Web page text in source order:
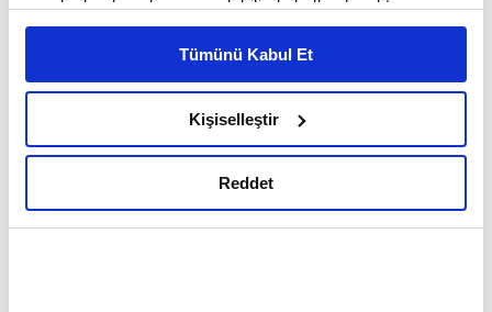
sınırlı olarak açık rızanız dahilinde kullanılacaktır.
Çerezlere ilişkin tercihlerinizi çerez paneli vasıtasıyla
belirleyebilirsiniz. Çerezlere ilişkin detaylı bilgi için
Ayarlar butonuna tıklayabilir,Çerez Bilgilendirme
Metnimizi ziyaret edebilirsiniz.
hazırlanmış olan İnternet Sitesi Aydınlatma Metnimizi
okumak ve sitemizi ziyaretiniz kapsamında
gerçekleştirilen veri işleme faaliyetleri ile ilgili daha
Tümünü Kabul Et
Kişiselleştir
Reddet
Mikrodalga patlamış mısırı